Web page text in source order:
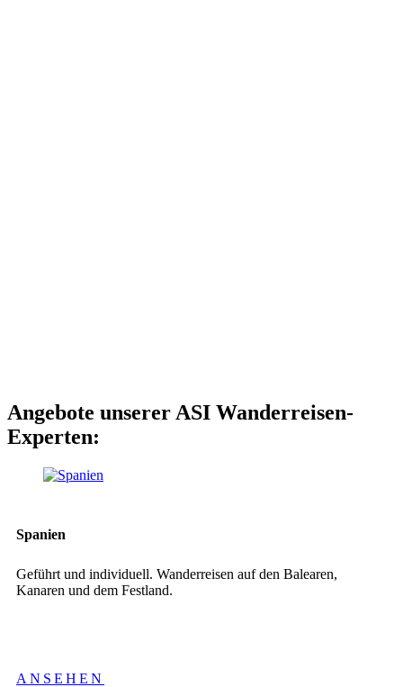
Angebote unserer ASI Wanderreisen-
Experten:
Spanien
Geführt und individuell. Wanderreisen auf den Balearen,
Kanaren und dem Festland.
ANSEHEN